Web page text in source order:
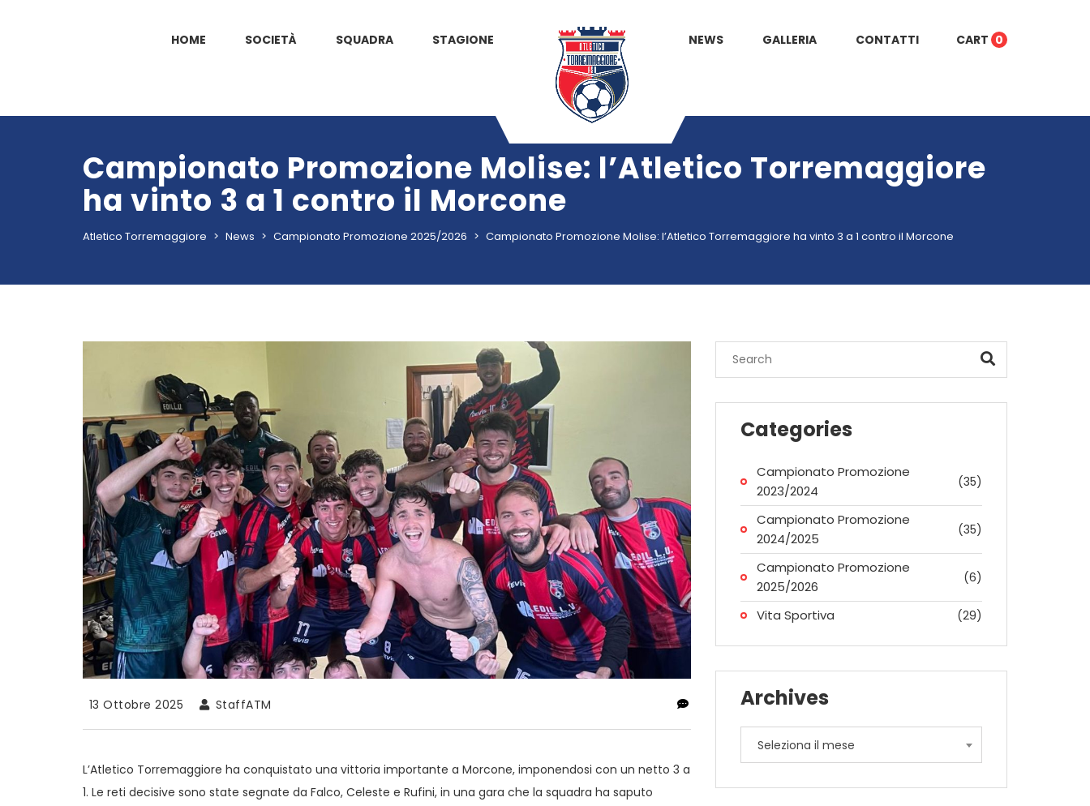
HOME SOCIETÀ SQUADRA STAGIONE NEWS GALLERIA CONTATTI CART 0
Campionato Promozione Molise: l’Atletico Torremaggiore
ha vinto 3 a 1 contro il Morcone
Atletico Torremaggiore > News > Campionato Promozione 2025/2026 > Campionato Promozione Molise: l’Atletico Torremaggiore ha vinto 3 a 1 contro il Morcone
13 Ottobre 2025 StaffATM
L’Atletico Torremaggiore ha conquistato una vittoria importante a Morcone, imponendosi con un netto 3 a
1. Le reti decisive sono state segnate da Falco, Celeste e Rufini, in una gara che la squadra ha saputo
Categories
Campionato Promozione
2023/2024
(35)
Campionato Promozione
2024/2025
(35)
Campionato Promozione
2025/2026
(6)
Vita Sportiva (29)
Archives
Archives
Seleziona il mese